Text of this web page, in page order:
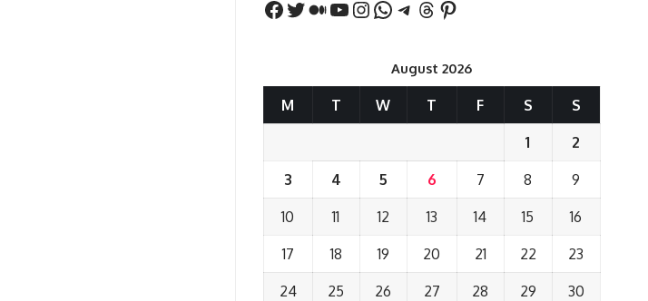
August 2026
M T W T F S S
1 2
3 4 5 6 7 8 9
10 11 12 13 14 15 16
17 18 19 20 21 22 23
24 25 26 27 28 29 30